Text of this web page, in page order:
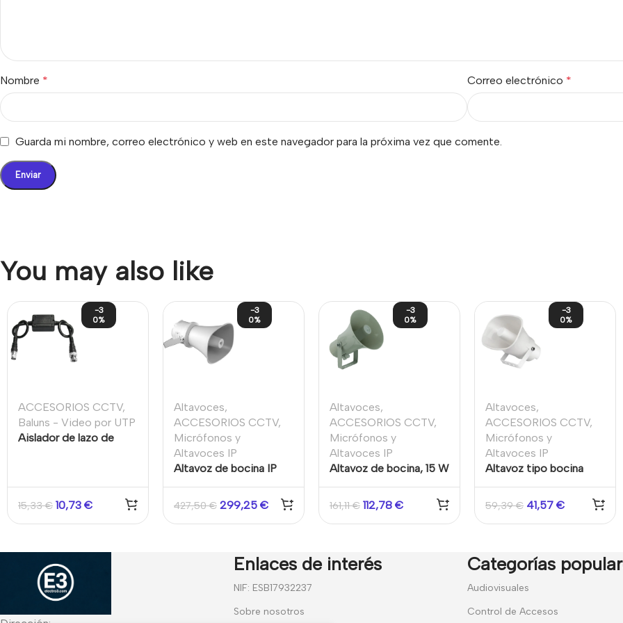
Nombre * Correo electrónico *
Guarda mi nombre, correo electrónico y web en este navegador para la próxima vez que comente.
You may also like
-3
0%
ACCESORIOS CCTV,
Baluns - Video por UTP
Aislador de lazo de
15,33€ 10,73 €
-3
0%
Altavoces,
ACCESORIOS CCTV,
Micrófonos y
Altavoces IP
Altavoz de bocina IP
7W
427,50€ 299,25 €
-3
0%
Altavoces,
ACCESORIOS CCTV,
Micrófonos y
Altavoces IP
Altavoz de bocina, 15 W
de potencia, 100 V
161,11€ 112,78 €
-3
0%
Altavoces,
ACCESORIOS CCTV,
Micrófonos y
Altavoces IP
Altavoz tipo bocina
analógico 30 W Color
Blanco
59,39€ 41,57 €
Enlaces de interés
NIF: ESB17932237
Sobre nosotros
Categorías
Audiovisuales
Control de Accesos